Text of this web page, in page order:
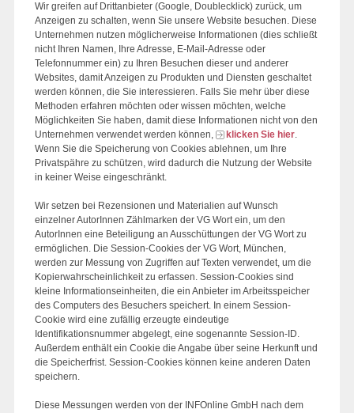
Wir greifen auf Drittanbieter (Google, Doublecklick) zurück, um
Anzeigen zu schalten, wenn Sie unsere Website besuchen. Diese
Unternehmen nutzen möglicherweise Informationen (dies schließt
nicht Ihren Namen, Ihre Adresse, E-Mail-Adresse oder
Telefonnummer ein) zu Ihren Besuchen dieser und anderer
Websites, damit Anzeigen zu Produkten und Diensten geschaltet
werden können, die Sie interessieren. Falls Sie mehr über diese
Methoden erfahren möchten oder wissen möchten, welche
Möglichkeiten Sie haben, damit diese Informationen nicht von den
Unternehmen verwendet werden können,
klicken Sie hier.
Wenn Sie die Speicherung von Cookies ablehnen, um Ihre
Privatspähre zu schützen, wird dadurch die Nutzung der Website
in keiner Weise eingeschränkt.
Wir setzen bei Rezensionen und Materialien auf Wunsch
einzelner AutorInnen Zählmarken der VG Wort ein, um den
AutorInnen eine Beteiligung an Ausschüttungen der VG Wort zu
ermöglichen. Die Session-Cookies der VG Wort, München,
werden zur Messung von Zugriffen auf Texten verwendet, um die
Kopierwahrscheinlichkeit zu erfassen. Session-Cookies sind
kleine Informationseinheiten, die ein Anbieter im Arbeitsspeicher
des Computers des Besuchers speichert. In einem Session-
Cookie wird eine zufällig erzeugte eindeutige
Identifikationsnummer abgelegt, eine sogenannte Session-ID.
Außerdem enthält ein Cookie die Angabe über seine Herkunft und
die Speicherfrist. Session-Cookies können keine anderen Daten
speichern.
Diese Messungen werden von der INFOnline GmbH nach dem